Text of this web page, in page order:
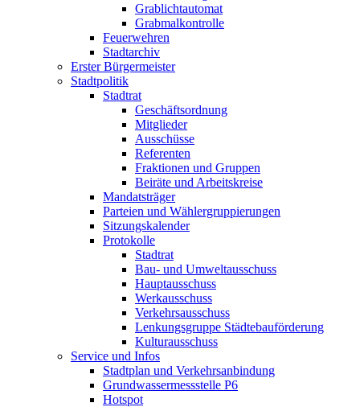
Grablichtautomat
Grabmalkontrolle
Feuerwehren
Stadtarchiv
Erster Bürgermeister
Stadtpolitik
Stadtrat
Geschäftsordnung
Mitglieder
Ausschüsse
Referenten
Fraktionen und Gruppen
Beiräte und Arbeitskreise
Mandatsträger
Parteien und Wählergruppierungen
Sitzungskalender
Protokolle
Stadtrat
Bau- und Umweltausschuss
Hauptausschuss
Werkausschuss
Verkehrsausschuss
Lenkungsgruppe Städtebauförderung
Kulturausschuss
Service und Infos
Stadtplan und Verkehrsanbindung
Grundwassermessstelle P6
Hotspot